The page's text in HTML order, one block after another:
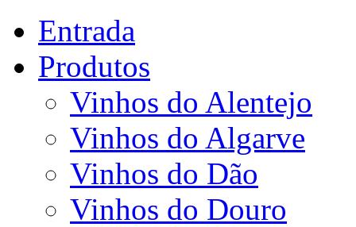
Entrada
Produtos
Vinhos do Alentejo
Vinhos do Algarve
Vinhos do Dão
Vinhos do Douro